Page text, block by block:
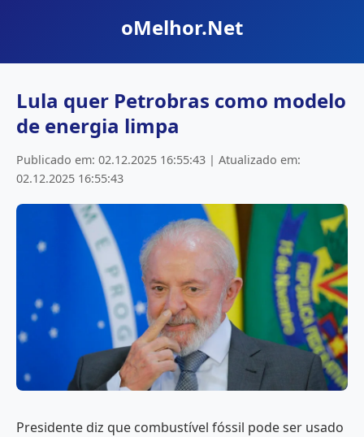
oMelhor.Net
Lula quer Petrobras como modelo
de energia limpa
Publicado em: 02.12.2025 16:55:43 | Atualizado em:
02.12.2025 16:55:43
Presidente diz que combustível fóssil pode ser usado